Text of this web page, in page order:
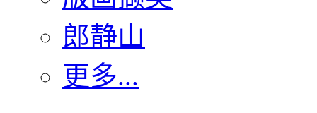
郎静山
更多...